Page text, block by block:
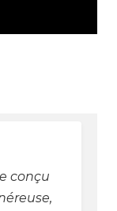
conçu